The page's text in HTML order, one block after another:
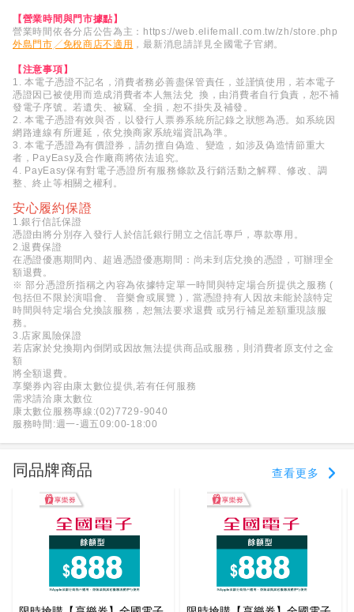
【營業時間與門市據點】
營業時間依各分店公告為主： https://web.elifemall.com.tw/zh/store.php
外島門市╱免稅商店不適用 ，最新消息請詳見全國電子官網。
【注意事項】
1. 本電子憑證不記名，消費者務必善盡保管責任，並謹慎使用，若本電子
憑證因已被使用而造成消費者本人無法兌 換，由消費者自行負責，恕不補
發電子序號。若遺失、被竊、全損，恕不掛失及補發。
2. 本電子憑證有效與否，以發行人票券系統所記錄之狀態為憑。如系統因
網路連線有所遲延，依兌換商家系統端資訊為準。
3. 本電子憑證為有價證券，請勿擅自偽造、變造，如涉及偽造情節重大
者，PayEasy及合作廠商將依法追究。
4. PayEasy保有對電子憑證所有服務條款及行銷活動之解釋、修改、調
整、終止等相關之權利。
安心履約保證
1.銀行信託保證
憑證由將分別存入發行人於信託銀行開立之信託專戶，專款專用。
2.退費保證
在憑證優惠期間內、超過憑證優惠期間：尚未到店兌換的憑證，可辦理全
額退費。
※ 部分憑證所指稱之內容為依據特定單一時間與特定場合所提供之服務 (
包括但不限於演唱會、 音樂會或展覽 )，當憑證持有人因故未能於該特定
時間與特定場合兌換該服務，恕無法要求退費 或另行補足差額重現該服
務。
3.店家風險保證
若店家於兌換期內倒閉或因故無法提供商品或服務，則消費者原支付之金
額
將全額退費。
享樂券內容由康太數位提供,若有任何服務
需求請洽康太數位
康太數位服務專線:(02)7729-9040
服務時間:週一-週五09:00-18:00
同品牌商品 查看更多